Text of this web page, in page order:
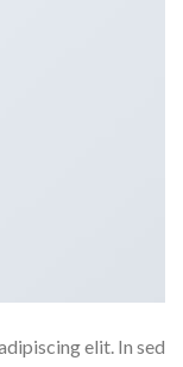
elit. In sed